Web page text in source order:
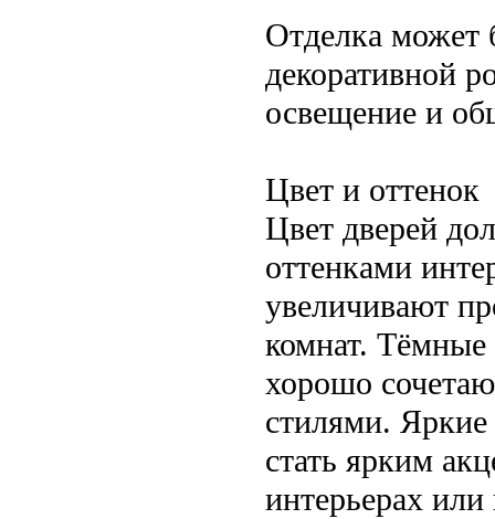
Отделка может
декоративной
освещение и
Цвет и оттенок
Цвет дверей
оттенками
увеличивают
комнат. Тёмные
хорошо
стилями.
стать ярким
интерьерах